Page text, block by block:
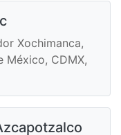
Xochimanca,
México, CDMX,